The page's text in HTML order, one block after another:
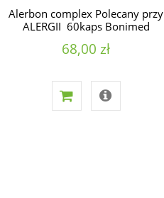
Alerbon complex Polecany przy
ALERGII 60kaps Bonimed
68,00 zł